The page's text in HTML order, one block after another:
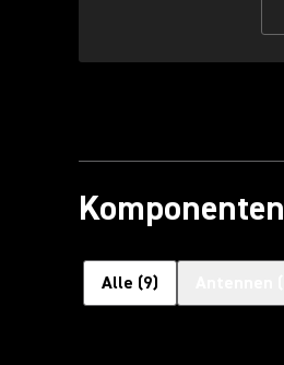
Komponenten
Alle (9)